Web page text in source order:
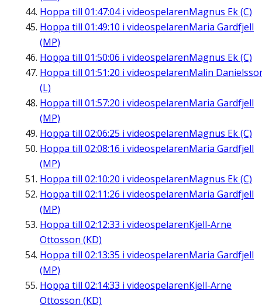
Hoppa till 01:47:04i videospelarenMagnus Ek (C)
Hoppa till 01:49:10 i videospelarenMaria Gardfjell
(MP)
Hoppa till 01:50:06 i videospelarenMagnus Ek (C)
Hoppa till 01:51:20 i videospelarenMalin
(L)
Hoppa till 01:57:20 i videospelarenMaria Gardfjell
(MP)
Hoppa till 02:06:25 i videospelarenMagnus Ek (C)
Hoppa till 02:08:16 i videospelarenMaria Gardfjell
(MP)
Hoppa till 02:10:20 i videospelarenMagnus Ek (C)
Hoppa till 02:11:26 i videospelarenMaria Gardfjell
(MP)
Hoppa till 02:12:33 i videospelarenKjell-Arne
Ottosson (KD)
Hoppa till 02:13:35 i videospelarenMaria Gardfjell
(MP)
Hoppa till 02:14:33 i videospelarenKjell-Arne
Ottosson (KD)